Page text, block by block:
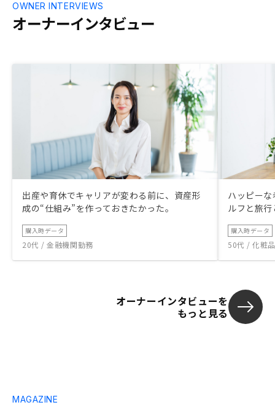
オーナーインタビュー
OWNER INTERVIEWS
出産や育休でキャリアが変わる前に、資産形
成の“仕組み”を作っておきたかった。
購入時データ
20代 / 金融機関勤務
ハッピー
ルフと旅
購入時データ
50代 / 化粧
オーナーインタビューを
もっと見る
MAGAZINE